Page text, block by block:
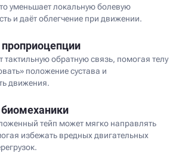
уменьшает локальную болевую
и даёт облегчение при движении.
тактильную обратную связь, помогая телу
положение сустава и
движения.
тейп может мягко направлять
избежать вредных двигательных